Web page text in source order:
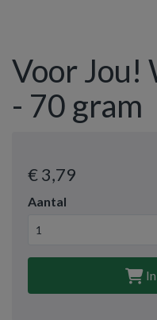
Voor Jou!
- 70 gram
€ 3,79
Aantal